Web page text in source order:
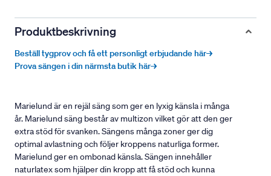
Produktbeskrivning
Beställ tygprov och få ett personligt erbjudande här→
Prova sängen i din närmsta butik här→
Marielund är en rejäl säng som ger en lyxig känsla i många
år. Marielund säng består av multizon vilket gör att den ger
extra stöd för svanken. Sängens många zoner ger dig
optimal avlastning och följer kroppens naturliga former.
Marielund ger en ombonad känsla. Sängen innehåller
naturlatex som hjälper din kropp att få stöd och kunna